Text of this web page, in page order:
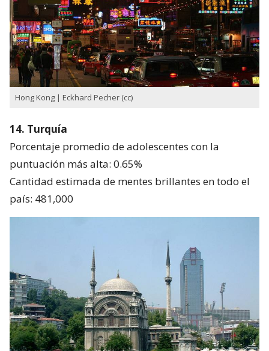
Hong Kong | Eckhard Pecher (cc)
14. Turquía
Porcentaje promedio de adolescentes con la
puntuación más alta: 0.65%
Cantidad estimada de mentes brillantes en todo el
país: 481,000